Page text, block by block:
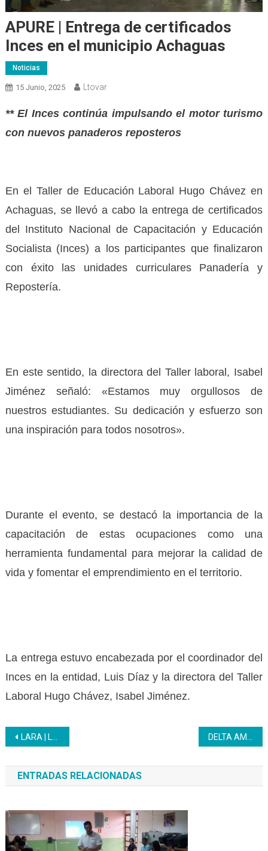
APURE | Entrega de certificados
Inces en el municipio Achaguas
Noticias
15 Junio, 2025 Ltovar
** El Inces continúa impulsando el motor turismo
con nuevos panaderos reposteros
En el Taller de Educación Laboral Hugo Chávez en
Achaguas, se llevó a cabo la entrega de certificados
del Instituto Nacional de Capacitación y Educación
Socialista (Inces) a los participantes que finalizaron
con éxito las unidades curriculares Panadería y
Repostería.
En este sentido, la directora del Taller laboral, Isabel
Jiménez señaló: «Estamos muy orgullosos de
nuestros estudiantes. Su dedicación y esfuerzo son
una inspiración para todos nosotros».
Durante el evento, se destacó la importancia de la
capacitación de estas ocupaciones como una
herramienta fundamental para mejorar la calidad de
vida y fomentar el emprendimiento en el territorio.
La entrega estuvo encabezada por el coordinador del
Inces en la entidad, Luis Díaz y la directora del Taller
Laboral Hugo Chávez, Isabel Jiménez.
Navegación
de
entradas
LARA | La Universidad Politécnica Territorial Andrés Eloy Blanco recibe a más de 6.000 jóvenes
ENTRADAS RELACIONADAS